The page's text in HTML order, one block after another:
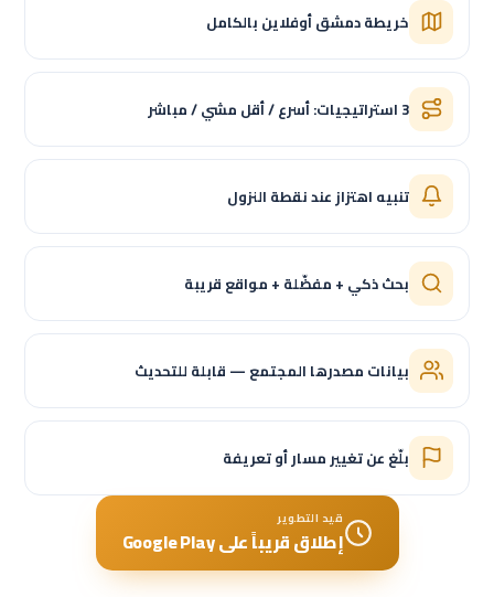
خريطة دمشق أوفلاين بالكامل
3 استراتيجيات: أسرع / أقل مشي / مباشر
تنبيه اهتزاز عند نقطة النزول
بحث ذكي + مفضّلة + مواقع قريبة
بيانات مصدرها المجتمع — قابلة للتحديث
بلّغ عن تغيير مسار أو تعريفة
قيد التطوير
إطلاق قريباً على Google Play